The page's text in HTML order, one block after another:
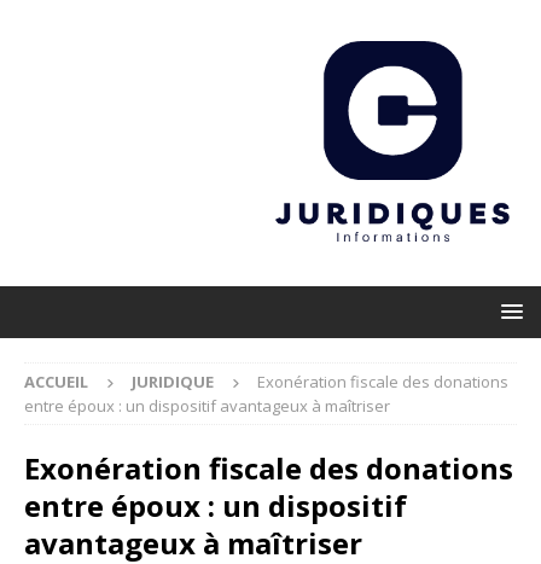
ACCUEIL JURIDIQUE
Exonération fiscale des donations
entre époux : un dispositif avantageux à maîtriser
Exonération fiscale des donations
entre époux : un dispositif
avantageux à maîtriser